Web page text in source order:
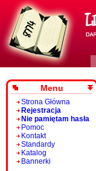
Menu
Strona Główna
Rejestracja
Nie pamiętam hasła
Pomoc
Kontakt
Standardy
Katalog
Bannerki